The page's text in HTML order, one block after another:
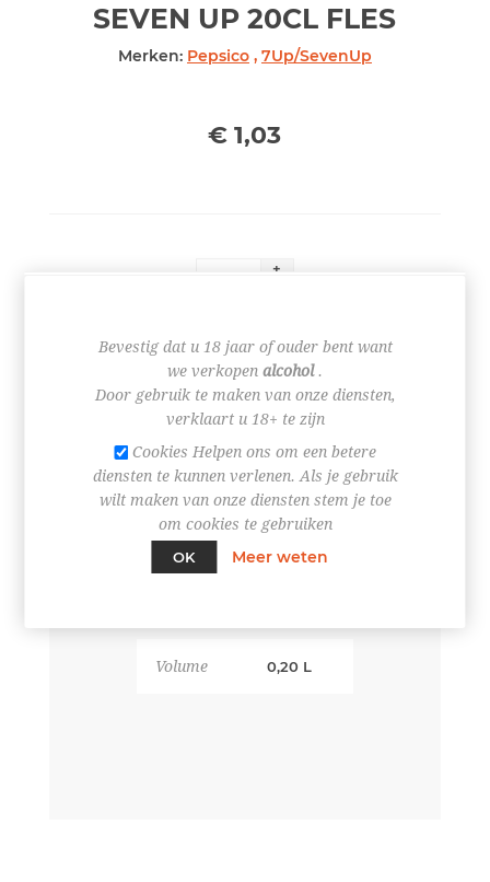
SEVEN UP 20CL FLES
Merken: Pepsico , 7Up/SevenUp
€ 1,03
+
BESTEL NU!
SPECIFICATIES
Volume 0,20 L
Bevestig dat u 18 jaar of ouder bent want
we verkopen alcohol.
Door gebruik te maken van onze diensten,
verklaart u 18+ te zijn
Cookies Helpen ons om een betere
diensten te kunnen verlenen. Als je gebruik
wilt maken van onze diensten stem je toe
om cookies te gebruiken
OK
Meer weten